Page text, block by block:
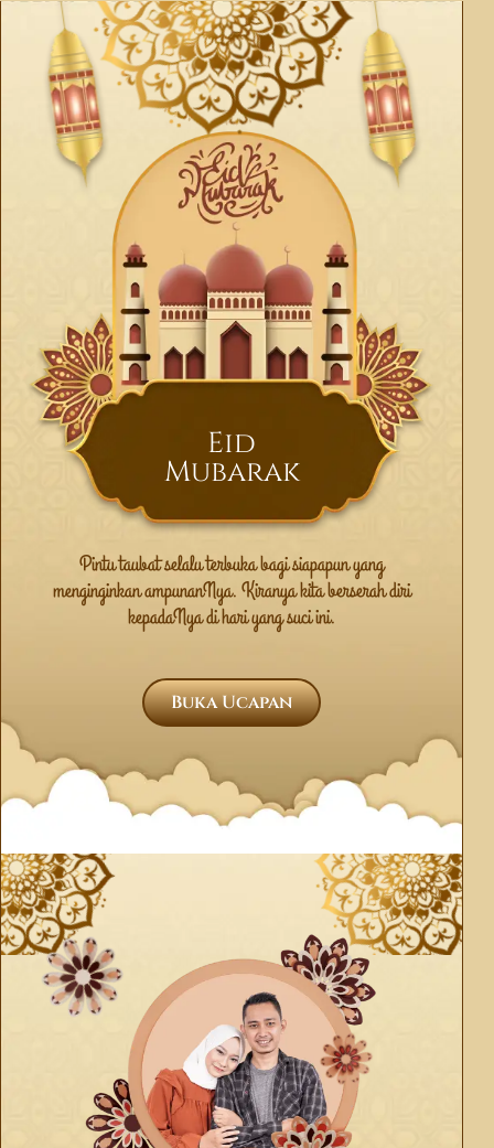
Eid
Mubarak
Pintu taubat selalu terbuka bagi siapapun yang
menginginkan ampunanNya. Kiranya kita berserah diri
kepadaNya di hari yang suci ini.
Buka Ucapan